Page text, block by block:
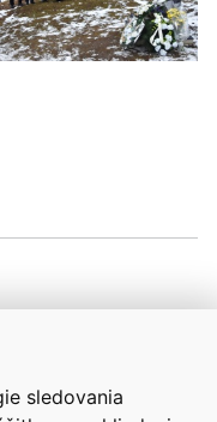
sledovania